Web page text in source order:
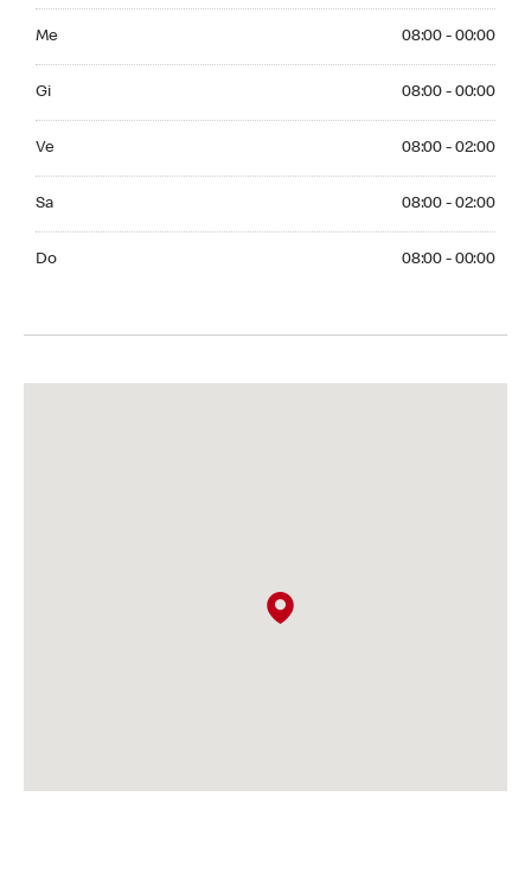
Me 08:00 - 00:00
Gi 08:00 - 00:00
Ve 08:00 - 02:00
Sa 08:00 - 02:00
Do 08:00 - 00:00